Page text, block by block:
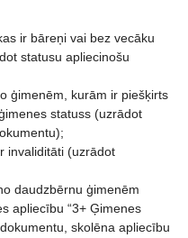
ir bāreņi vai bez vecāku
statusu apliecinošu
ģimenēm, kurām ir piešķirts
statuss (uzrādot
invaliditāti (uzrādot
daudzbērnu ģimenēm
apliecību “3+ Ģimenes
skolēna apliecību